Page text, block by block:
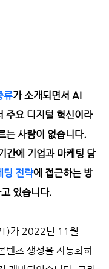
류가 소개되면서 AI
주요 디지털 혁신이라
는 사람이 없습니다.
간에 기업과 마케팅 담
팅 전략에 접근하는 방
있습니다.
가 2022년 11월
텐츠 생성을 자동화하